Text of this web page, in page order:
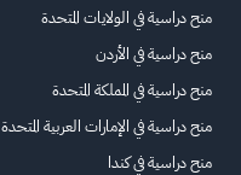
منح دراسية في الولايات المتحدة
منح دراسية في الأردن
منح دراسية في المملكة المتحدة
منح دراسية في الإمارات العربية المتحدة
منح دراسية في كندا